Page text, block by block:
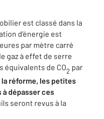
est classé dans la
d’énergie est
par mètre carré
gaz à effet de serre
équivalents de CO2 par
la réforme, les petites
dépasser ces
seront revus à la